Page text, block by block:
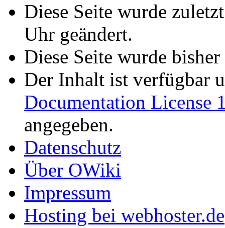
Diese Seite wurde
Uhr geändert.
Diese Seite wurde
Der Inhalt ist verfügbar
Documentation License
angegeben.
Datenschutz
Über OWiki
Impressum
Hosting bei webhoster.de